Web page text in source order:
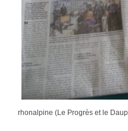
rhonalpine (Le Progrès et le